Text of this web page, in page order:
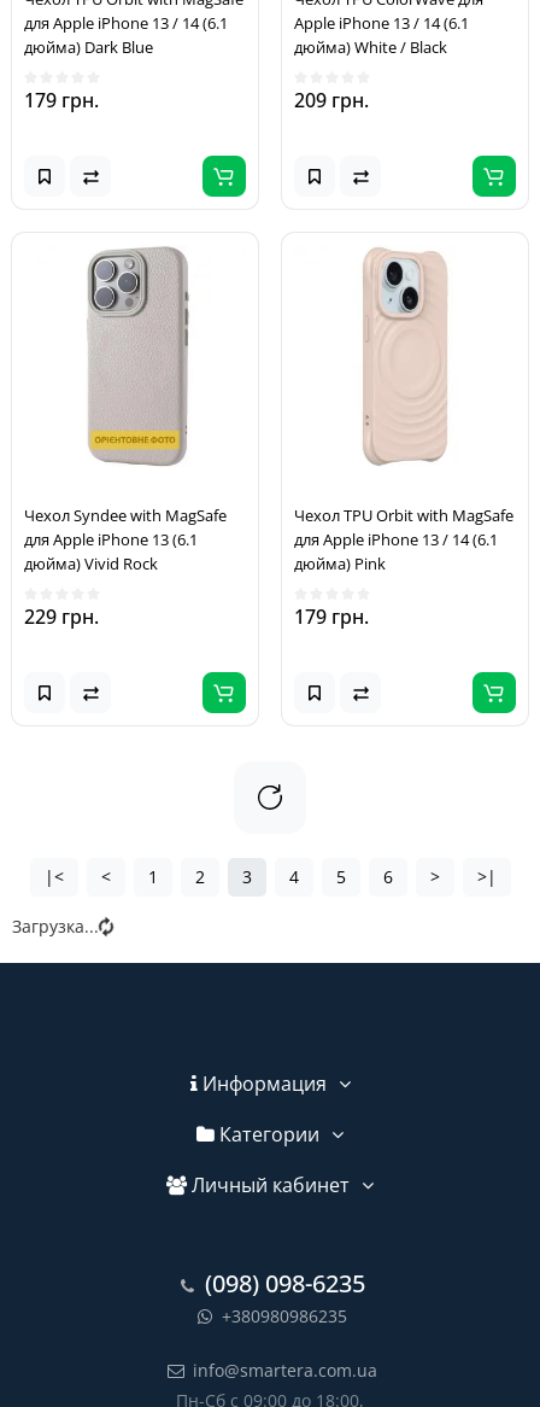
для Apple iPhone 13 / 14 (6.1
дюйма) Dark Blue
179 грн.
Apple iPhone 13 / 14 (6.1
дюйма) White / Black
209 грн.
Чехол Syndee with MagSafe
для Apple iPhone 13 (6.1
дюйма) Vivid Rock
229 грн.
Чехол TPU Orbit with MagSafe
для Apple iPhone 13 / 14 (6.1
дюйма) Pink
179 грн.
|< < 1 2 3 4 5 6 > >|
Загрузка...
Информация
Категории
Личный кабинет
(098) 098-6235
+380980986235
info@smartera.com.ua
Пн-Сб с 09:00 до 18:00,